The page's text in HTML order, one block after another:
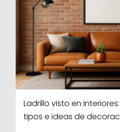
Ladrillo visto en
tipos e ideas de